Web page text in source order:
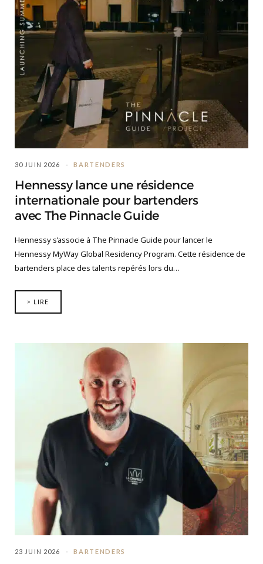
30 JUIN 2026 BARTENDERS
Hennessy lance une résidence
internationale pour bartenders
avec The Pinnacle Guide
Hennessy s’associe à The Pinnacle Guide pour lancer le
Hennessy MyWay Global Residency Program. Cette résidence de
bartenders place des talents repérés lors du…
> LIRE
23 JUIN 2026 BARTENDERS